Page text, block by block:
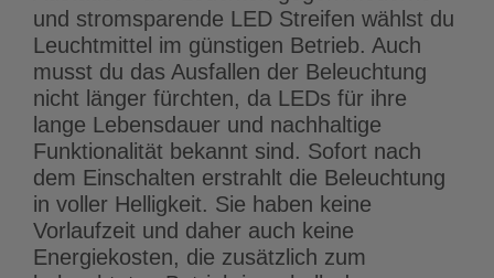
und stromsparende LED Streifen wählst du
Leuchtmittel im günstigen Betrieb. Auch
musst du das Ausfallen der Beleuchtung
nicht länger fürchten, da LEDs für ihre
lange Lebensdauer und nachhaltige
Funktionalität bekannt sind. Sofort nach
dem Einschalten erstrahlt die Beleuchtung
in voller Helligkeit. Sie haben keine
Vorlaufzeit und daher auch keine
Energiekosten, die zusätzlich zum